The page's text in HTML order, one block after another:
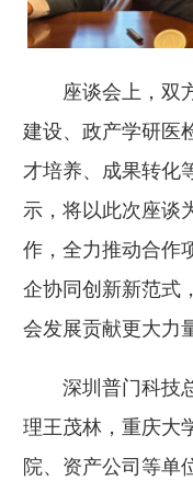
座谈会上，双
建设、政产学研医
才培养、成果转化
示，将以此次座谈
作，全力推动合作
企协同创新新范式
会发展贡献更大力
深圳普门科技
理王茂林，重庆大
院、资产公司等单